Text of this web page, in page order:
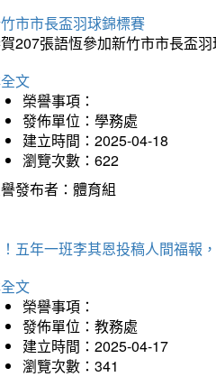
市市長盃羽球錦標賽
207張語恆參加新竹市市長盃
文
榮譽事項：
發佈單位：學務處
建立時間：2025-04-18
瀏覽次數：622
發布者：體育組
五年一班李其恩投稿人間福報
文
榮譽事項：
發佈單位：教務處
建立時間：2025-04-17
瀏覽次數：341